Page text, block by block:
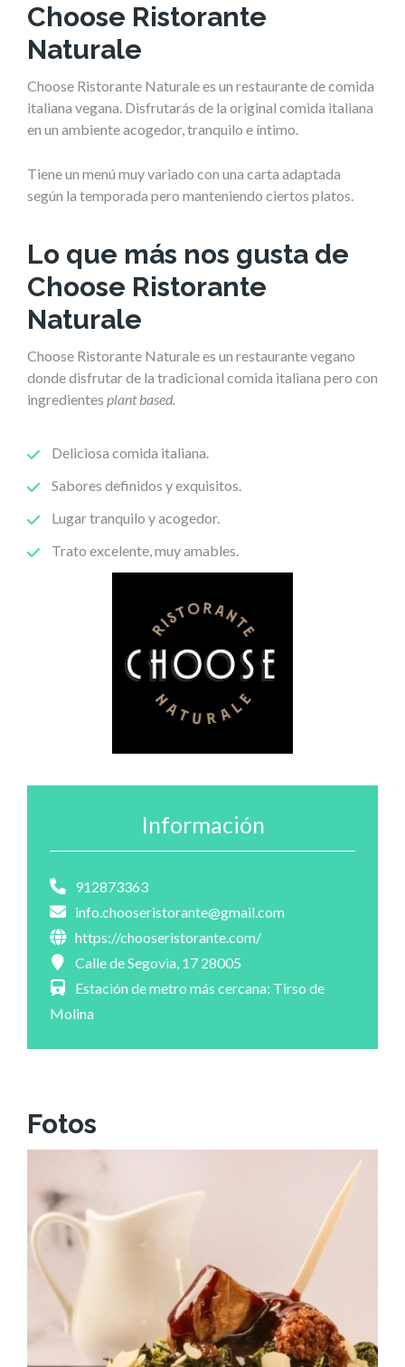
Choose Ristorante
Naturale
Choose Ristorante Naturale es un restaurante de comida
italiana vegana. Disfrutarás de la original comida italiana
en un ambiente acogedor, tranquilo e íntimo.
Tiene un menú muy variado con una carta adaptada
según la temporada pero manteniendo ciertos platos.
Lo que más nos gusta de
Choose Ristorante
Naturale
Choose Ristorante Naturale es un restaurante vegano
donde disfrutar de la tradicional comida italiana pero con
ingredientes plant based.
Deliciosa comida italiana.
Sabores definidos y exquisitos.
Lugar tranquilo y acogedor.
Trato excelente, muy amables.
Información
912873363
info.chooseristorante@gmail.com
https://chooseristorante.com/
Calle de Segovia, 17 28005
Estación de metro más cercana: Tirso de
Molina
Fotos